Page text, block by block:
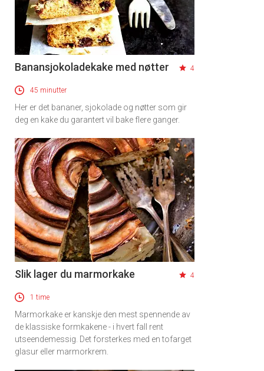
Banansjokoladekake med nøtter 4
45 minutter
Her er det bananer, sjokolade og nøtter som gir
deg en kake du garantert vil bake flere ganger.
Slik lager du marmorkake 4
1 time
Marmorkake er kanskje den mest spennende av
de klassiske formkakene - i hvert fall rent
utseendemessig. Det forsterkes med en tofarget
glasur eller marmorkrem.